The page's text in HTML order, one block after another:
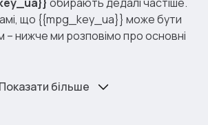
що {{mpg_key_ua}} може бути
– нижче ми розповімо про основні
Показати більше